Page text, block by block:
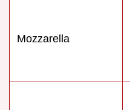
Mozzarella